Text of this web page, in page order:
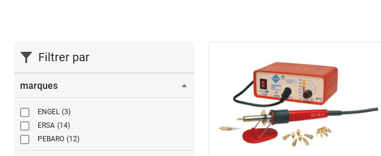
Filtrer par
marques
ENGEL (3)
ERSA (14)
PEBARO (12)